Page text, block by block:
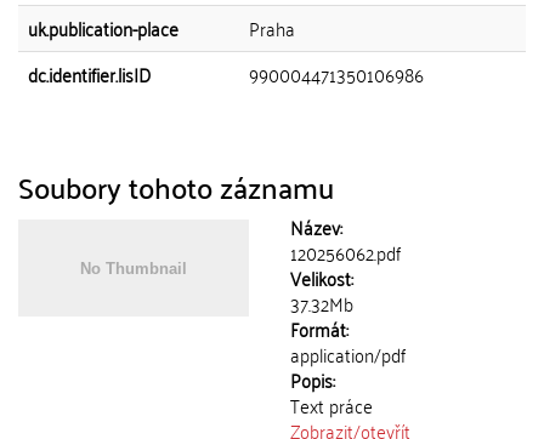
uk.publication-place
Praha
dc.identifier.lisID
990004471350106986
Soubory tohoto záznamu
Název:
120256062.pdf
Velikost:
37.32Mb
Formát:
application/pdf
Popis:
Text práce
Zobrazit/otevřít